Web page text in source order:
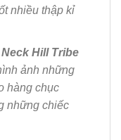
nhiều thập kỉ
Hill Tribe
ảnh những
hàng chục
những chiếc